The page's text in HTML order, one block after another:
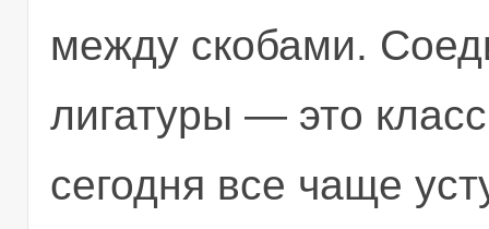
между скобами.
лигатуры — это
сегодня все чаще